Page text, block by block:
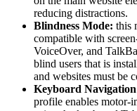
reducing distractions.
Blindness Mode: this
compatible with
VoiceOver, and
blind users that is
and websites must be
Keyboard
profile enables motor-